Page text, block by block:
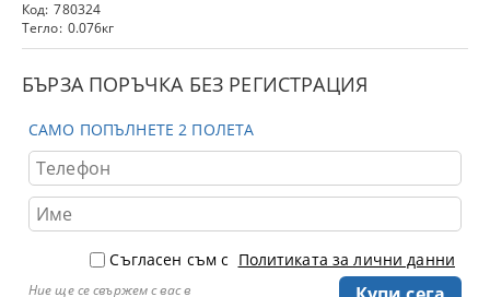
Код: 780324
Тегло: 0.076кг
БЪРЗА ПОРЪЧКА БЕЗ РЕГИСТРАЦИЯ
САМО ПОПЪЛНЕТЕ 2 ПОЛЕТА
Съгласен съм с Политиката за лични данни
Ние ще се свържем с вас в